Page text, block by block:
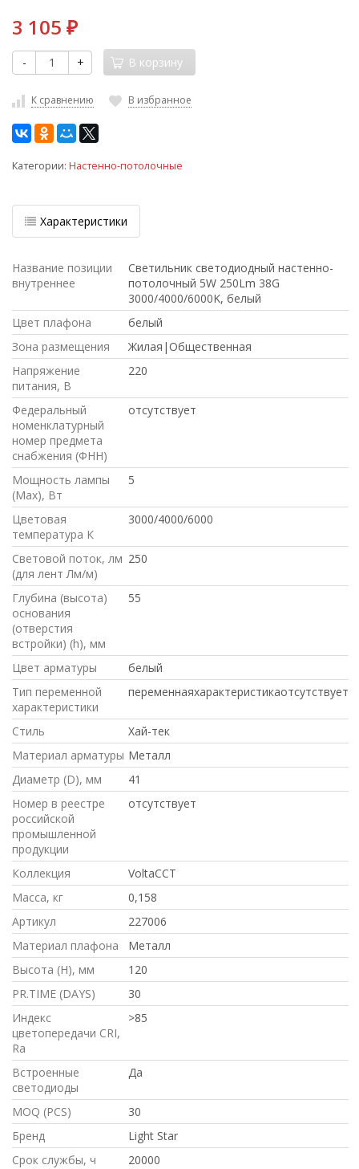
3 105 ₽
- + В корзину
К сравнению В избранное
Категории: Настенно-потолочные
Характеристики
Название позиции
внутреннее
Светильник светодиодный настенно-
потолочный 5W 250Lm 38G
3000/4000/6000K, белый
Цвет плафона
белый
Зона размещения
Жилая|Общественная
Напряжение
питания, В
220
Федеральный
номенклатурный
номер предмета
снабжения (ФНН)
отсутствует
Мощность лампы
(Max), Вт
5
Цветовая
температура К
3000/4000/6000
Световой поток, лм
(для лент Лм/м)
250
Глубина (высота)
основания
(отверстия
встройки) (h), мм
55
Цвет арматуры
белый
Тип переменной
характеристики
переменнаяхарактеристикаотсутствует
Стиль
Хай-тек
Материал арматуры Металл
Диаметр (D), мм
41
Номер в реестре
российской
промышленной
продукции
отсутствует
Коллекция
VoltaCCT
Масса, кг
0,158
Артикул
227006
Материал плафона
Металл
Высота (H), мм
120
PR.TIME (DAYS)
30
Индекс
цветопередачи CRI,
Ra
>85
Встроенные
светодиоды
Да
MOQ (PCS)
30
Бренд
Light Star
Срок службы, ч
20000